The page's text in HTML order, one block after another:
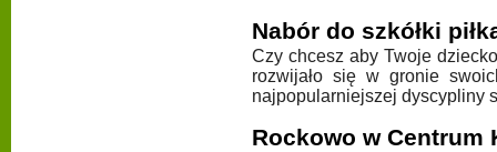
Nabór do szkółki
Czy chcesz aby Twoje
rozwijało się w gronie
najpopularniejszej dyscypliny
Rockowo w Centrum